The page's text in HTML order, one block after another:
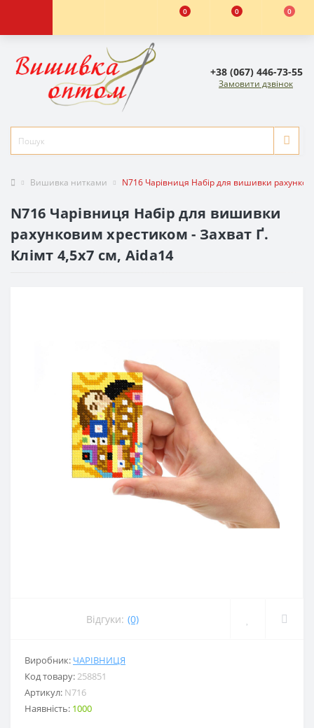
0 0 0
+38 (067) 446-73-55
Замовити дзвінок
Вишивка нитками N716 Чарівниця Набір для вишивки
N716 Чарівниця Набір для вишивки
рахунковим хрестиком - Захват Ґ.
Клімт 4,5x7 см, Aida14
Відгуки: (0)
Виробник: ЧАРІВНИЦЯ
Код товару:258851
Артикул: N716
Наявність: 1000